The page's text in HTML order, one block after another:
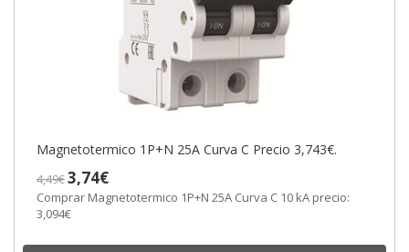
Magnetotermico 1P+N 25A Curva C Precio 3,743€.
4,49€3,74€
Comprar Magnetotermico 1P+N 25A Curva C 10 kA precio:
3,094€